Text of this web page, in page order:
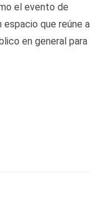
el evento de
que reúne a
en general para